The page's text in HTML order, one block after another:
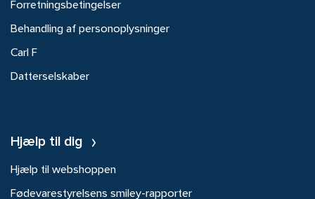
Forretningsbetingelser
Behandling af personoplysninger
Carl F
Datterselskaber
Hjælp til dig
Hjælp til webshoppen
Fødevarestyrelsens smiley-rapporter